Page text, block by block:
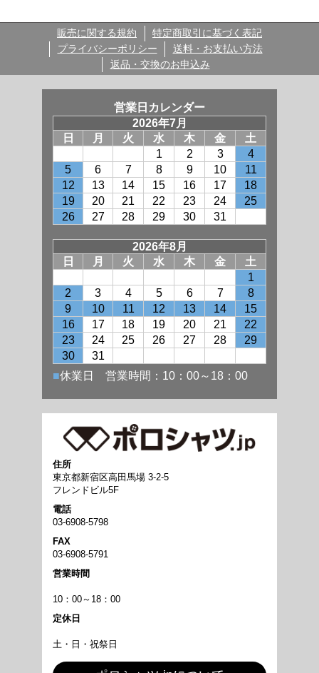
販売に関する規約
特定商取引に基づく表記
プライバシーポリシー
送料・お支払い方法
返品・交換のお申込み
営業日カレンダー
住所
東京都新宿区高田馬場 3-2-5
フレンドビル5F
電話
03-6908-5798
FAX
03-6908-5791
営業時間
10：00～18：00
定休日
土・日・祝祭日